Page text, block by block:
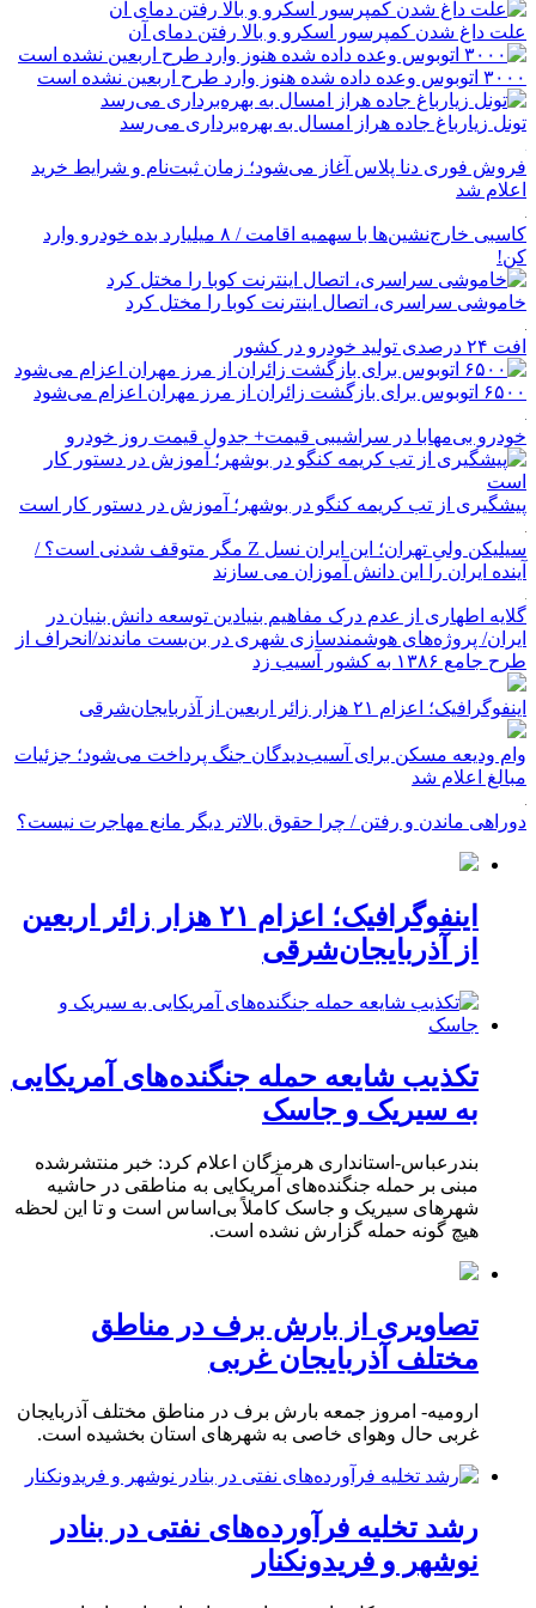
علت داغ شدن کمپرسور اسکرو و بالا رفتن دمای آن
۳۰۰۰ اتوبوس وعده داده شده هنوز وارد طرح اربعین نشده است
تونل زیارباغ جاده هراز امسال به بهره‌برداری می‌رسد
فروش فوری دنا پلاس آغاز می‌شود؛ زمان ثبت‌نام و شرایط خرید
اعلام شد
کاسبی خارج‌نشین‌ها با سهمیه اقامت / ۸ میلیارد بده خودرو وارد
کن!
خاموشی سراسری، اتصال اینترنت کوبا را مختل کرد
افت ۲۴ درصدی تولید خودرو در کشور
۶۵۰۰ اتوبوس برای بازگشت زائران از مرز مهران اعزام می‌شود
خودرو بی‌مهابا در سراشیبی قیمت+ جدول قیمت روز خودرو
پیشگیری از تب کریمه کنگو در بوشهر؛ آموزش در دستور کار است
سیلیکن ولیِ تهران؛ این ایران نسل Z مگر متوقف شدنی است؟ /
آینده ایران را این دانش آموزان می سازند
گلایه اطهاری از عدم درک مفاهیم بنیادین توسعه دانش بنیان در
ایران/ پروژه‌های هوشمندسازی شهری در بن‌بست ماندند/انحراف از
طرح جامع ۱۳۸۶ به کشور آسیب زد
اینفوگرافیک؛ اعزام ۲۱ هزار زائر اربعین از آذربایجان‌شرقی
وام ودیعه مسکن برای آسیب‌دیدگان جنگ پرداخت می‌شود؛ جزئیات
مبالغ اعلام شد
دوراهی ماندن و رفتن / چرا حقوق بالاتر دیگر مانع مهاجرت نیست؟
اینفوگرافیک؛ اعزام ۲۱ هزار زائر اربعین
از آذربایجان‌شرقی
تکذیب شایعه حمله جنگنده‌های آمریکایی
به سیریک و جاسک
بندرعباس-استانداری هرمزگان اعلام کرد: خبر منتشرشده
مبنی بر حمله جنگنده‌های آمریکایی به مناطقی در حاشیه
شهرهای سیریک و جاسک کاملاً بی‌اساس است و تا این لحظه
هیچ گونه حمله گزارش نشده است.
تصاویری از بارش برف در مناطق
مختلف آذربایجان غربی
ارومیه- امروز جمعه بارش برف در مناطق مختلف آذربایجان
غربی حال وهوای خاصی به شهرهای استان بخشیده است.
رشد تخلیه فرآورده‌های نفتی در بنادر
نوشهر و فریدونکنار